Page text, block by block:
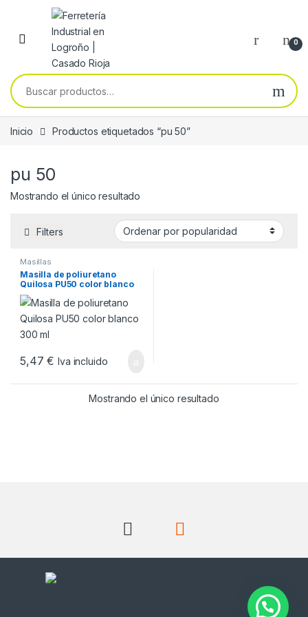
Skip to navigation
Skip to content
0
Buscar por:
Inicio Productos etiquetados “pu 50”
pu 50
Mostrando el único resultado
Filters
Masillas
Masilla de poliuretano
Quilosa PU50 color blanco
300 ml
5,47€ Iva incluido
Mostrando el único resultado